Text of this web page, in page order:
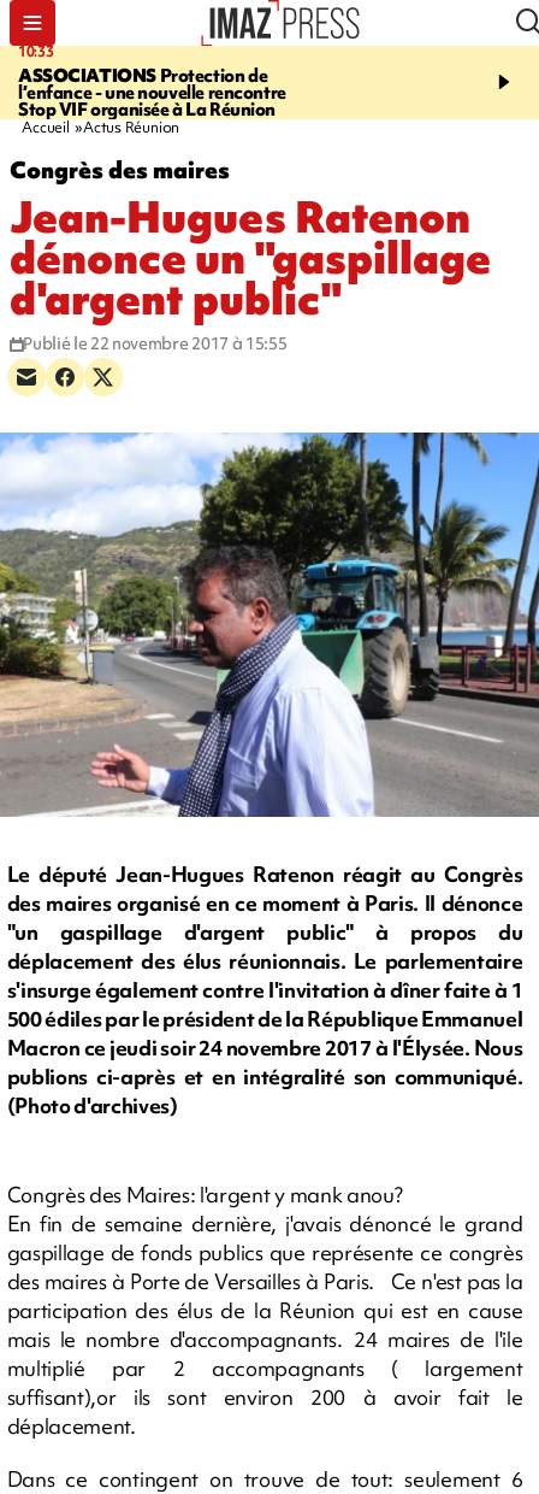
10:33
ASSOCIATIONSProtection de
l’enfance - une nouvelle rencontre
Stop VIF organisée à La Réunion
15:03
Vaste feu
l'ouest du pays, 20.000
Accueil Actus Réunion
Congrès des maires
Jean-Hugues Ratenon
dénonce un "gaspillage
d'argent public"
Publié le 22 novembre 2017 à 15:55
Le député Jean-Hugues Ratenon réagit au Congrès
des maires organisé en ce moment à Paris. Il dénonce
"un gaspillage d'argent public" à propos du
déplacement des élus réunionnais. Le parlementaire
s'insurge également contre l'invitation à dîner faite à 1
500 édiles par le président de la République Emmanuel
Macron ce jeudi soir 24 novembre 2017 à l'Élysée. Nous
publions ci-après et en intégralité son communiqué.
(Photo d'archives)
Congrès des Maires: l'argent y mank anou?
En fin de semaine dernière, j'avais dénoncé le grand
gaspillage de fonds publics que représente ce congrès
des maires à Porte de Versailles à Paris. Ce n'est pas la
participation des élus de la Réunion qui est en cause
mais le nombre d'accompagnants. 24 maires de l'ile
multiplié par 2 accompagnants ( largement
suffisant),or ils sont environ 200 à avoir fait le
déplacement.
Dans ce contingent on trouve de tout: seulement 6